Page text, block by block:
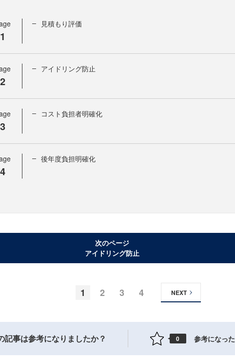
1
見積もり評価
2
アイドリング防止
3
コスト負担者明確化
4
後年度負担明確化
次のページ
アイドリング防止
1 2 3 4 NEXT
記事は参考になりましたか？ 0 参考になった